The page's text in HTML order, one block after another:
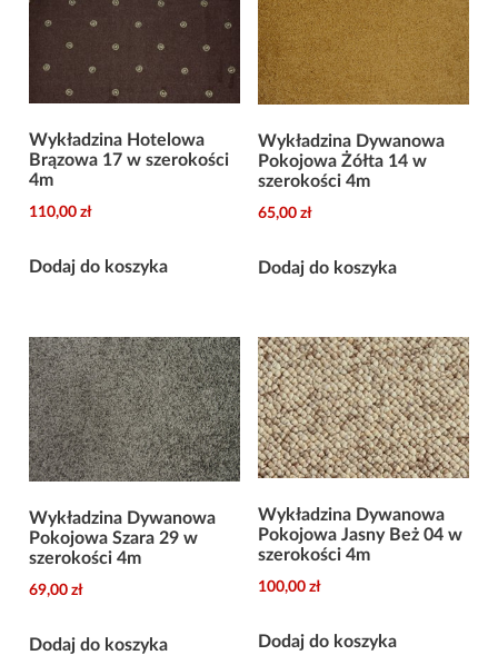
Wykładzina Hotelowa
Brązowa 17 w szerokości
4m
110,00 zł
Dodaj do koszyka
Wykładzina Dywanowa
Pokojowa Żółta 14 w
szerokości 4m
65,00 zł
Dodaj do koszyka
Wykładzina Dywanowa
Pokojowa Szara 29 w
szerokości 4m
69,00 zł
Dodaj do koszyka
Wykładzina Dywanowa
Pokojowa Jasny Beż 04 w
szerokości 4m
100,00 zł
Dodaj do koszyka